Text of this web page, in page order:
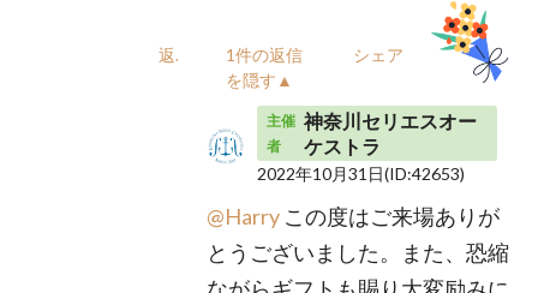
返信
1件の返信
を隠す▲
シェア
主催
者
神奈川セリエスオー
ケストラ
2022年10月31日(ID:42653)
@Harry この度はご来場ありが
とうございました。また、恐縮